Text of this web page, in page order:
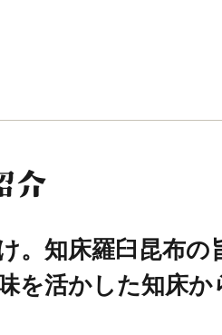
。知床羅臼昆布の
を活かした知床か